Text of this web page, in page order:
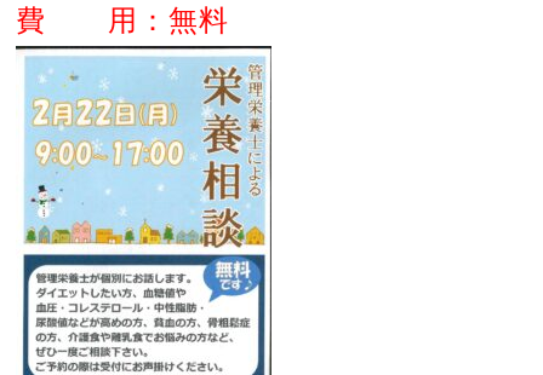
費 用：無料